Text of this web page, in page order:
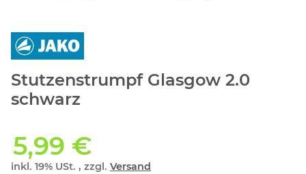
Stutzenstrumpf Glasgow 2.0
schwarz
5,99 €
inkl. 19% USt. , zzgl. Versand